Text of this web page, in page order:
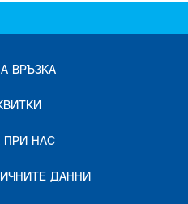
ВРЪЗКА
ПРИ НАС
ДАННИ